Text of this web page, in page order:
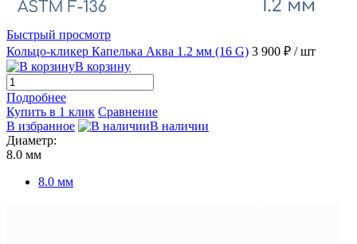
Быстрый просмотр
Кольцо-кликер Капелька Аква 1.2 мм (16 G) 3 900 ₽ / шт
В корзину
Подробнее
Купить в 1 клик Сравнение
В избранное
В наличии
Диаметр:
8.0 мм
8.0 мм